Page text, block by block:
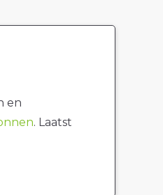
en
. Laatst